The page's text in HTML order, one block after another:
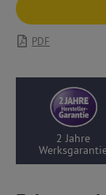
PDF
Werksgarantie